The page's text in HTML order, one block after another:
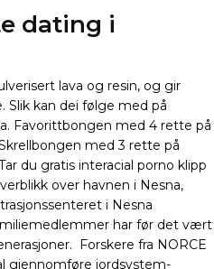
dating i
lava og resin, og gir
kan dei følge med på
Favorittbongen med 4 rette på
med 3 rette på
du gratis interacial porno klipp
over havnen i Nesna,
i Nesna
har før det vært
Forskere fra NORCE
gjennomføre jordsystem-